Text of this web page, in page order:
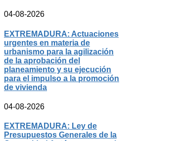
04-08-2026
EXTREMADURA: Actuaciones
urgentes en materia de
urbanismo para la agilización
de la aprobación del
planeamiento y su ejecución
para el impulso a la promoción
de vivienda
04-08-2026
EXTREMADURA: Ley de
Presupuestos Generales de la